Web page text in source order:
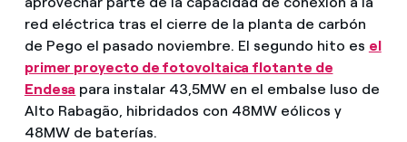
red eléctrica tras el cierre de la planta de carbón
de Pego el pasado noviembre. El segundo hito es el
primer proyecto de fotovoltaica flotante de
Endesa para instalar 43,5MW en el embalse luso de
Alto Rabagão, hibridados con 48MW eólicos y
48MW de baterías.